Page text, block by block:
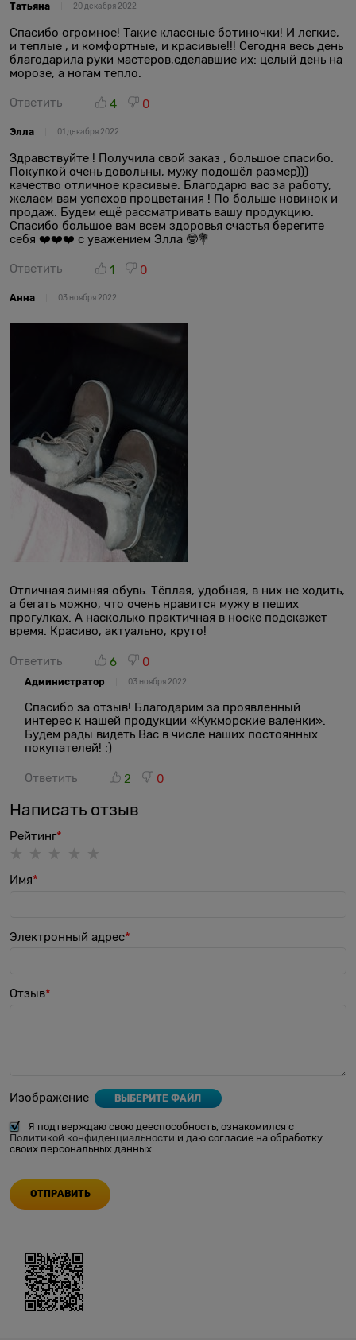
Татьяна 20 декабря 2022
Спасибо огромное! Такие классные ботиночки! И легкие,
и теплые , и комфортные, и красивые!!! Сегодня весь день
благодарила руки мастеров,сделавшие их: целый день на
морозе, а ногам тепло.
Ответить 4 0
Элла 01 декабря 2022
Здравствуйте ! Получила свой заказ , большое спасибо.
Покупкой очень довольны, мужу подошёл размер)))
качество отличное красивые. Благодарю вас за работу,
желаем вам успехов процветания ! По больше новинок и
продаж. Будем ещё рассматривать вашу продукцию.
Спасибо большое вам всем здоровья счастья берегите
себя ❤️❤️❤️ с уважением Элла 🤓💐
Ответить 1 0
Анна 03 ноября 2022
Отличная зимняя обувь. Тёплая, удобная, в них не ходить,
а бегать можно, что очень нравится мужу в пеших
прогулках. А насколько практичная в носке подскажет
время. Красиво, актуально, круто!
Ответить 6 0
Администратор 03 ноября 2022
Спасибо за отзыв! Благодарим за проявленный
интерес к нашей продукции «Кукморские валенки».
Будем рады видеть Вас в числе наших постоянных
покупателей! :)
Ответить 2 0
Написать отзыв
Рейтинг
Имя
Электронный адрес
Отзыв
Изображение ВЫБЕРИТЕ ФАЙЛ
Я подтверждаю свою дееспособность, ознакомился с
Политикой конфиденциальности и даю согласие на обработку
своих персональных данных.